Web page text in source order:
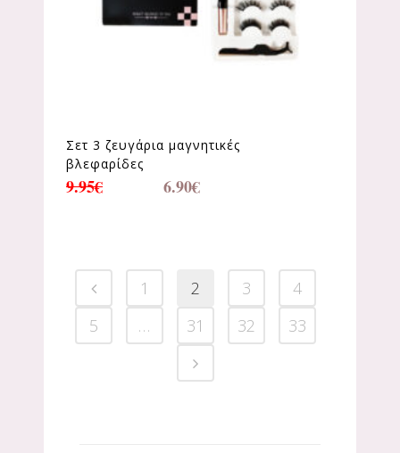
Σετ 3 ζευγάρια μαγνητικές
βλεφαρίδες
9.95€ 6.90€
1 2 3
4
5
… 31 32 33